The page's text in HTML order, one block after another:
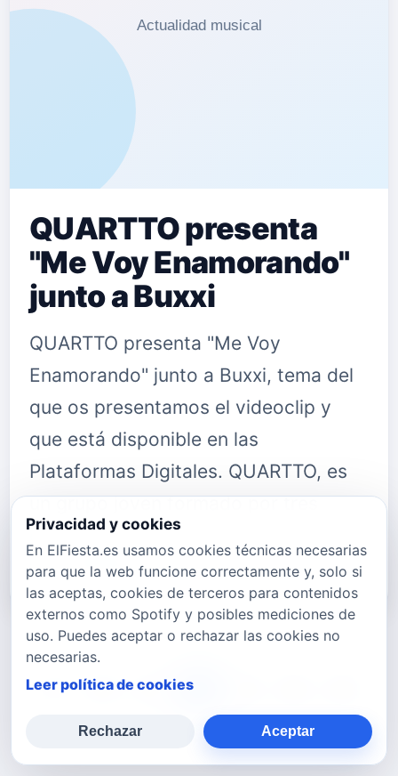
QUARTTO presenta
"Me Voy Enamorando"
junto a Buxxi
QUARTTO presenta "Me Voy
Enamorando" junto a Buxxi, tema del
que os presentamos el videoclip y
que está disponible en las
Plataformas Digitales. QUARTTO, es
un grupo joven formado por tres
chicos de 22 años. Lo
forman&nbsp;Carlos Almazán&nb…
677 678 679 680
Privacidad y cookies
En ElFiesta.es usamos cookies técnicas necesarias
para que la web funcione correctamente y, solo si
las aceptas, cookies de terceros para contenidos
externos como Spotify y posibles mediciones de
uso. Puedes aceptar o rechazar las cookies no
necesarias.
Leer política de cookies
Rechazar Aceptar